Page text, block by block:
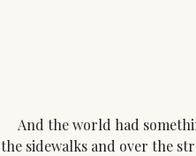
And the world had
the sidewalks and over the